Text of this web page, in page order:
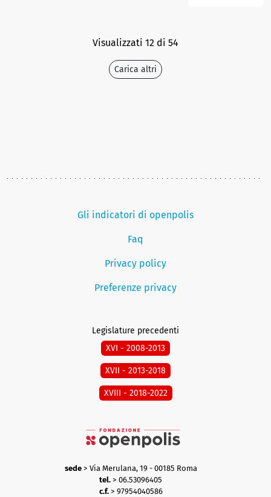
Visualizzati 12 di 54
Carica altri
Gli indicatori di openpolis
Faq
Privacy policy
Preferenze privacy
Legislature precedenti
XVI - 2008-2013
XVII - 2013-2018
XVIII - 2018-2022
sede> Via Merulana, 19 - 00185 Roma
tel. > 06.53096405
c.f.> 97954040586